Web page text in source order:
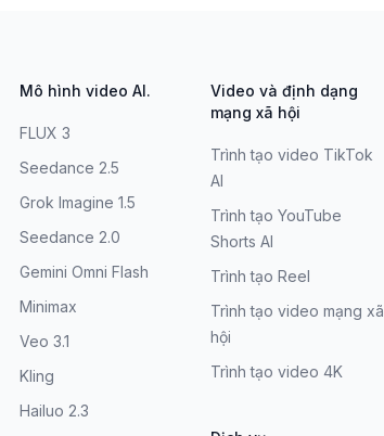
Mô hình video AI.
FLUX 3
Seedance 2.5
Grok Imagine 1.5
Seedance 2.0
Gemini Omni Flash
Minimax
Veo 3.1
Kling
Hailuo 2.3
Video và định dạng
mạng xã hội
Trình tạo video TikTok
AI
Trình tạo YouTube
Shorts AI
Trình tạo Reel
Trình tạo video mạng xã
hội
Trình tạo video 4K